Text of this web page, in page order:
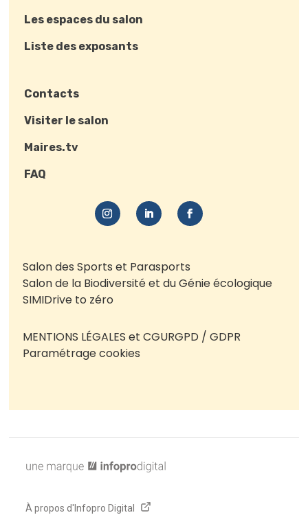
Les espaces du salon
Liste des exposants
Contacts
Visiter le salon
Maires.tv
FAQ
Salon des Sports et Parasports
Salon de la Biodiversité et du Génie écologique
SIMIDrive to zéro
MENTIONS LÉGALES et CGURGPD / GDPR
Paramétrage cookies